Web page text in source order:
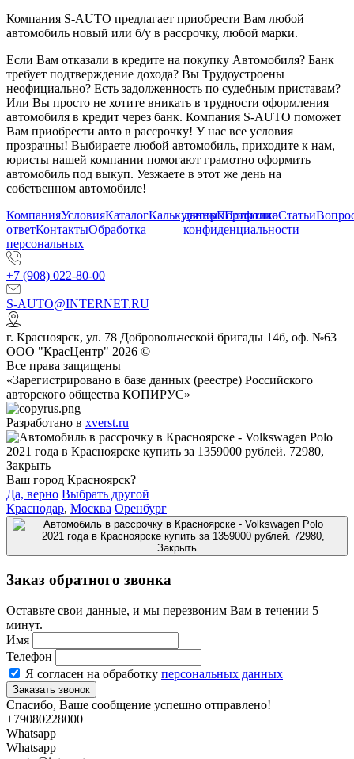
Компания S-AUTO предлагает приобрести Вам любой
автомобиль новый или б/у в рассрочку, любой марки.
Если Вам отказали в кредите на покупку Автомобиля? Банк
требует подтверждение дохода? Вы Трудоустроены
неофициально? Есть задолженность по судебным приставам?
Или Вы просто не хотите вникать в трудности оформления
автомобиля в кредит через банк. Компания S-AUTO поможет
Вам приобрести авто в рассрочку! У нас все условия
прозрачны! Выбираете любой автомобиль, приходите к нам,
юристы нашей компании помогают грамотно оформить
автомобиль под выкуп. Уезжаете в этот же день на
собственном автомобиле!
КомпанияУсловияКаталогКалькуляторПортфолиоСтатьи
ответКонтактыОбработка
персональных
данныхПолитика
конфиденциальности
+7 (908) 022-80-00
S-AUTO@INTERNET.RU
г. Красноярск, ул. 78 Добровольческой бригады 14б, оф. №63
ООО "КрасЦентр" 2026 ©
Все права защищены
«Зарегистрировано в базе данных (реестре) Российского
авторского общества КОПИРУС»
Разработано в xverst.ru
Ваш город Красноярск?
Да, верно Выбрать другой
Краснодар, Москва Оренбург
Заказ обратного звонка
Оставьте свои данные, и мы перезвоним Вам в течении 5
минут.
Имя
Телефон
Я согласен на обработку персональных данных
Спасибо, Ваше сообщение успешно отправлено!
+79080228000
Whatsapp
Whatsapp